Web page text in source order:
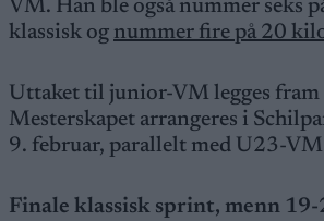
VM. Han ble også nummer seks
klassisk og nummer fire på 20
Uttaket til junior-VM legges fram
Mesterskapet arrangeres i
9. februar, parallelt med U23-
Finale klassisk sprint, menn 19-